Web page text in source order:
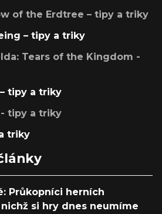
of the Erdtree – tipy a triky
– tipy a triky
Tears of the Kingdom -
tipy a triky
tipy a triky
triky
Průkopníci herních
si hry dnes neumíme